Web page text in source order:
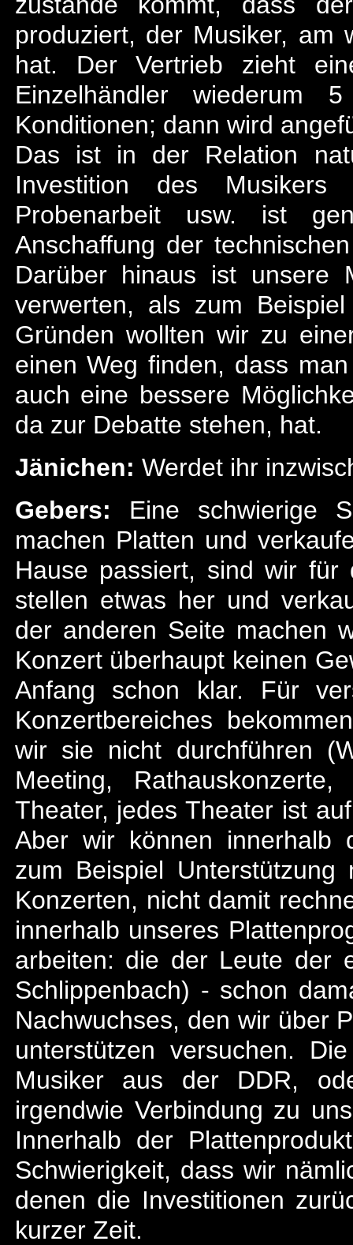
produziert, der Musiker, am
hat. Der Vertrieb zieht
Einzelhändler
Konditionen; dann wird
Das ist in der Relation
Investition des
Probenarbeit usw. ist
Anschaffung der
Darüber hinaus ist unsere
verwerten, als zum
Gründen wollten wir zu
einen Weg finden, dass
auch eine bessere
da zur Debatte stehen, hat.
Jänichen: Werdet ihr
Gebers: Eine schwierige
machen Platten und
Hause passiert, sind wir für
stellen etwas her und
der anderen Seite machen
Konzert überhaupt keinen
Anfang schon klar. Für
Konzertbereiches
wir sie nicht durchführen
Meeting,
Theater, jedes Theater ist
Aber wir können innerhalb
zum Beispiel
Konzerten, nicht damit
innerhalb unseres
arbeiten: die der Leute der
Schlippenbach) - schon
Nachwuchses, den wir über
unterstützen versuchen.
Musiker aus der DDR,
irgendwie Verbindung zu
Innerhalb der
Schwierigkeit, dass wir
denen die Investitionen
kurzer Zeit.